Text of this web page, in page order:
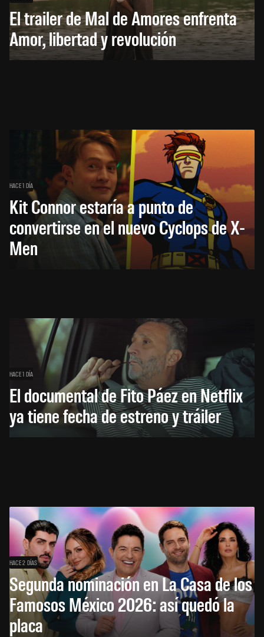
El trailer de Mal de Amores enfrenta
Amor, libertad y revolución
HACE 1 DÍA
Kit Connor estaría a punto de
convertirse en el nuevo Cyclops de X-
Men
HACE 1 DÍA
El documental de Fito Páez en Netflix
ya tiene fecha de estreno y tráiler
HACE 2 DÍAS
Segunda nominación en La Casa de los
Famosos México 2026: así quedó la
placa